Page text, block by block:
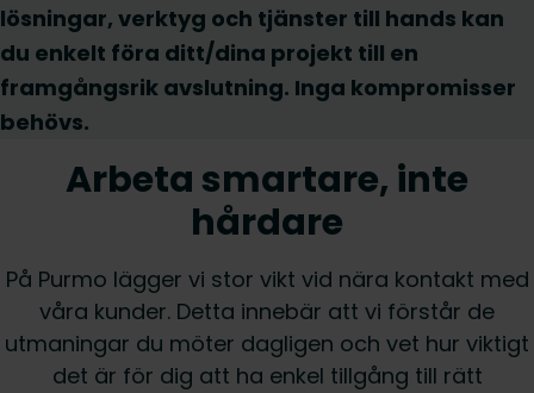
lösningar, verktyg och tjänster till hands kan
du enkelt föra ditt/dina projekt till en
framgångsrik avslutning. Inga kompromisser
behövs.
Arbeta smartare, inte
hårdare
På Purmo lägger vi stor vikt vid nära kontakt med
våra kunder. Detta innebär att vi förstår de
utmaningar du möter dagligen och vet hur viktigt
det är för dig att ha enkel tillgång till rätt